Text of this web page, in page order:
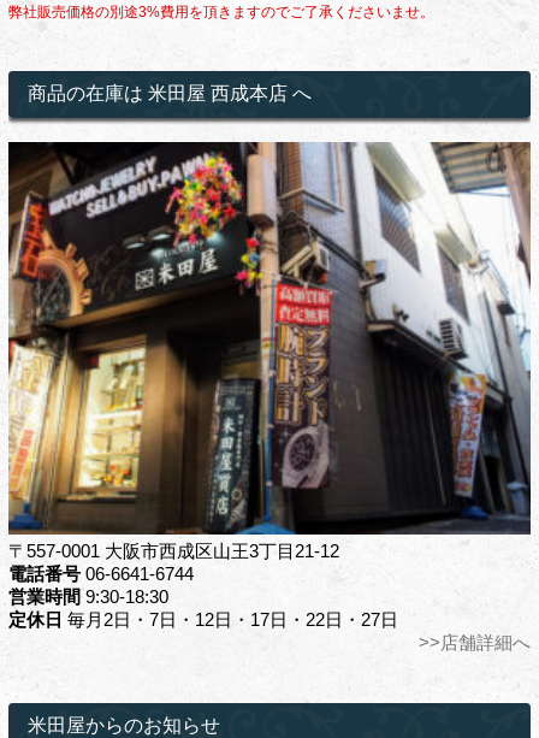
弊社販売価格の別途3%費用を頂きますのでご了承くださいませ。
商品の在庫は 米田屋 西成本店 へ
〒557-0001 大阪市西成区山王3丁目21-12
電話番号06-6641-6744
営業時間9:30-18:30
定休日 毎月2日・7日・12日・17日・22日・27日
>>店舗詳細へ
米田屋からのお知らせ